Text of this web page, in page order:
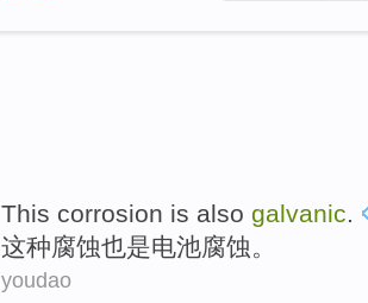
This corrosion is also galvanic.
这种腐蚀也是电池腐蚀。
youdao